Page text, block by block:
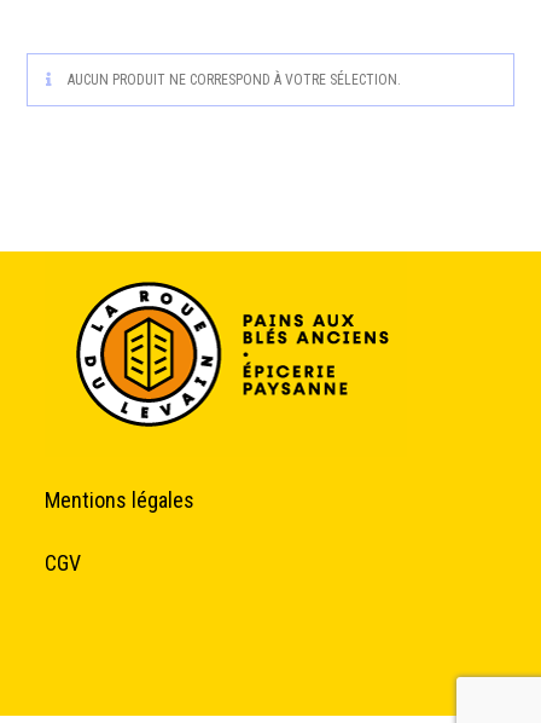
AUCUN PRODUIT NE CORRESPOND À VOTRE SÉLECTION.
Mentions légales
CGV